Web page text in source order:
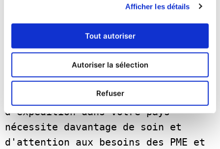
Afficher les détails
Tout autoriser
Autoriser la sélection
Refuser
et nous sommes là pour vous aider à
répondre à tous vos besoins en
matière d'emballage et
d'expédition, en particulier
pendant les périodes de forte
activité des fêtes de fin d'année.
Pensez-vous que le processus
d'expédition dans votre pays
nécessite davantage de soin et
d'attention aux besoins des PME et